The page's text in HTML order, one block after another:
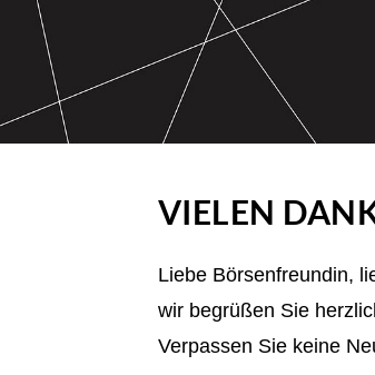
VIELEN
Liebe Börsenfreundin,
wir begrüßen Sie
Verpassen Sie keine